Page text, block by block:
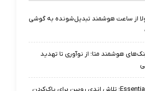
از ساعت هوشمند تبدیل‌شونده به گوشی
هوشمند متا؛ از نوآوری تا تهدید